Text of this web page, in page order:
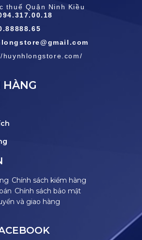
thuế Quận Ninh Kiều
HÀNG
Chính sách kiểm hàng
Chính sách bảo mật
và giao hàng